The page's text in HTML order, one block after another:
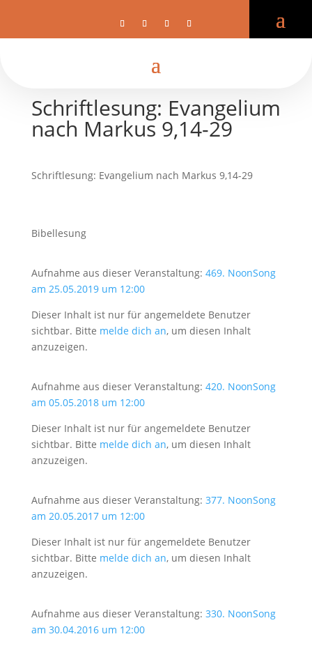
Schriftlesung: Evangelium
nach Markus 9,14-29
Schriftlesung: Evangelium nach Markus 9,14-29
Bibellesung
Aufnahme aus dieser Veranstaltung: 469. NoonSong
am 25.05.2019 um 12:00
Dieser Inhalt ist nur für angemeldete Benutzer
sichtbar. Bitte melde dich an, um diesen Inhalt
anzuzeigen.
Aufnahme aus dieser Veranstaltung: 420. NoonSong
am 05.05.2018 um 12:00
Dieser Inhalt ist nur für angemeldete Benutzer
sichtbar. Bitte melde dich an, um diesen Inhalt
anzuzeigen.
Aufnahme aus dieser Veranstaltung: 377. NoonSong
am 20.05.2017 um 12:00
Dieser Inhalt ist nur für angemeldete Benutzer
sichtbar. Bitte melde dich an, um diesen Inhalt
anzuzeigen.
Aufnahme aus dieser Veranstaltung: 330. NoonSong
am 30.04.2016 um 12:00